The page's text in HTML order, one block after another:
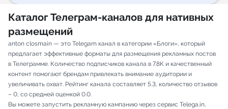
Каталог Телеграм-каналов для нативных
размещений
anton closmain — это Telegam канал в категории «Блоги», который
предлагает эффективные форматы для размещения рекламных постов
в Телеграмме. Количество подписчиков канала в 7.8K и качественный
контент помогают брендам привлекать внимание аудитории и
увеличивать охват. Рейтинг канала составляет 5.3, количество отзывов
– 0, со средней оценкой 0.0.
Вы можете запустить рекламную кампанию через сервис Telega.in,